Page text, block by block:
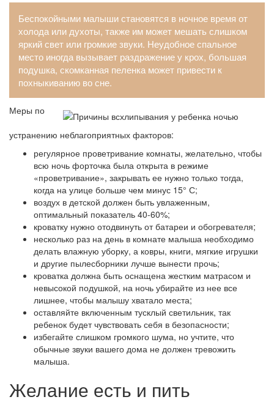
Беспокойными малыши становятся в ночное время от
холода или духоты, также им может мешать слишком
яркий свет или громкие звуки. Неудобное спальное
место иногда вызывает раздражение у крох, большая
подушка, скомканная пеленка может привести к
похныкиванию во сне.
Меры по
устранению неблагоприятных факторов:
регулярное проветривание комнаты, желательно, чтобы
всю ночь форточка была открыта в режиме
«проветривание», закрывать ее нужно только тогда,
когда на улице больше чем минус 15° С;
воздух в детской должен быть увлаженным,
оптимальный показатель 40-60%;
кроватку нужно отодвинуть от батареи и обогревателя;
несколько раз на день в комнате малыша необходимо
делать влажную уборку, а ковры, книги, мягкие игрушки
и другие пылесборники лучше вынести прочь;
кроватка должна быть оснащена жестким матрасом и
невысокой подушкой, на ночь убирайте из нее все
лишнее, чтобы малышу хватало места;
оставляйте включенным тусклый светильник, так
ребенок будет чувствовать себя в безопасности;
избегайте слишком громкого шума, но учтите, что
обычные звуки вашего дома не должен тревожить
малыша.
Желание есть и пить